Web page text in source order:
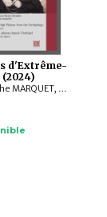
d'Extrême-
(2024)
Christophe MARQUET, KOBAYASHI Ryōsuke, ONODA Shunzo, Marc-Henri DEROCHE, IKEDA Takumi, IWAO Kazushi, IUCHI Maho, KOMATSUBARA Yuri, ŌKAWA Kensaku, EBIHARA Shiho, LEE Chian-wei